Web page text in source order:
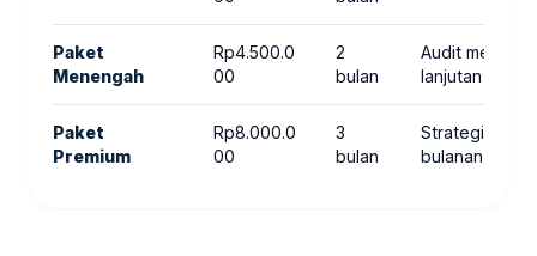
Paket
Menengah
Rp4.500.0
00
2
bulan
Audit
lanjutan
Paket
Premium
Rp8.000.0
00
3
bulan
Strategi iklan
bulanan